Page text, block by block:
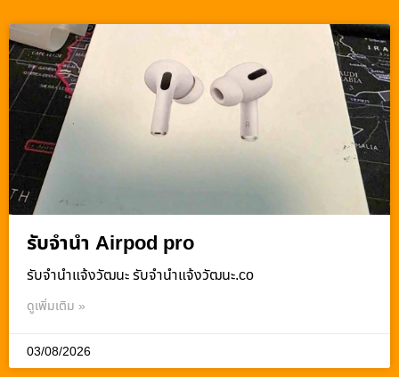
รับจำนำ Airpod pro
รับจํานําแจ้งวัฒนะ รับจํานําแจ้งวัฒนะ.co
ดูเพิ่มเติม »
03/08/2026